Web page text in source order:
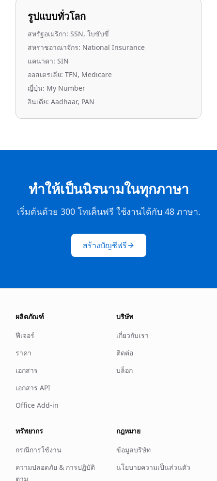
รูปแบบทั่วโลก
สหรัฐอเมริกา: SSN, ใบขับขี่
สหราชอาณาจักร: National Insurance
แคนาดา: SIN
ออสเตรเลีย: TFN, Medicare
ญี่ปุ่น: My Number
อินเดีย: Aadhaar, PAN
ทำให้เป็นนิรนามในทุกภาษา
เริ่มต้นด้วย 300 โทเค็นฟรี ใช้งานได้กับ 48 ภาษา.
สร้างบัญชีฟรี
ผลิตภัณฑ์
ฟีเจอร์
ราคา
เอกสาร
เอกสาร API
Office Add-in
บริษัท
เกี่ยวกับเรา
ติดต่อ
บล็อก
ทรัพยากร
กรณีการใช้งาน
ความปลอดภัย & การปฏิบัติ
ตาม
กฎหมาย
ข้อมูลบริษัท
นโยบายความเป็นส่วนตัว